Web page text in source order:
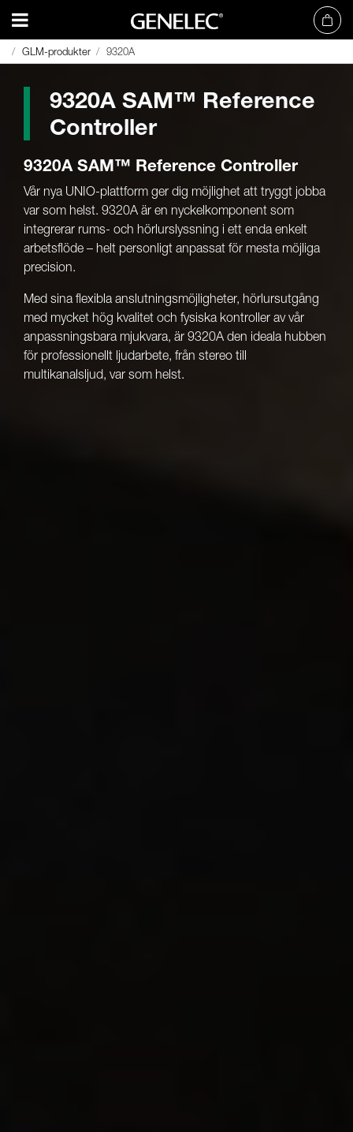
GLM-produkter 9320A
GLM-produkter 9320A
9320A SAM™ Reference
Controller
9320A SAM™ Reference Controller
Vår nya UNIO-plattform ger dig möjlighet att tryggt jobba
var som helst. 9320A är en nyckelkomponent som
integrerar rums- och hörlurslyssning i ett enda enkelt
arbetsflöde – helt personligt anpassat för mesta möjliga
precision.
Med sina flexibla anslutningsmöjligheter, hörlursutgång
med mycket hög kvalitet och fysiska kontroller av vår
anpassningsbara mjukvara, är 9320A den ideala hubben
för professionellt ljudarbete, från stereo till
multikanalsljud, var som helst.